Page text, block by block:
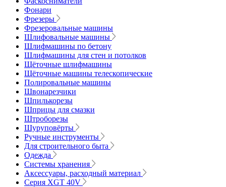
Фонари
Фрезеры
Фрезеровальные машины
Шлифовальные машины
Шлифмашины по бетону
Шлифмашины для стен и потолков
Щёточные шлифмашины
Щёточные машины телескопические
Полировальные машины
Швонарезчики
Шпилькорезы
Шприцы для смазки
Штроборезы
Шуруповёрты
Ручные инструменты
Для строительного быта
Одежда
Системы хранения
Аксессуары, расходный материал
Серия XGT 40V